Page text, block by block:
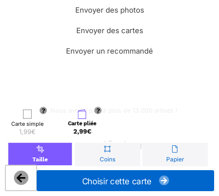
Carte simple
1,99€
Carte pliée
2,99€
Taille Coins Papier
Choisir cette carte
Envoyer des photos
Envoyer des cartes
Envoyer un recommandé
🌳 Nous avons planté plus de 13.000 arbres !
© Merci Facteur